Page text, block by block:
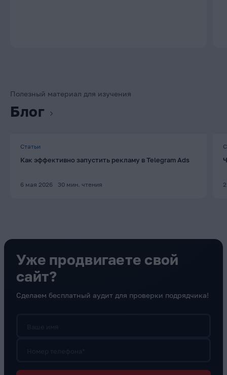
Полезный материал для изучения
Блог
Статьи
Как эффективно запустить рекламу в Telegram Ads
6 мая 2026 30 мин. чтения
Уже продвигаете свой
сайт?
Сделаем бесплатный аудит для проверки подрядчика!